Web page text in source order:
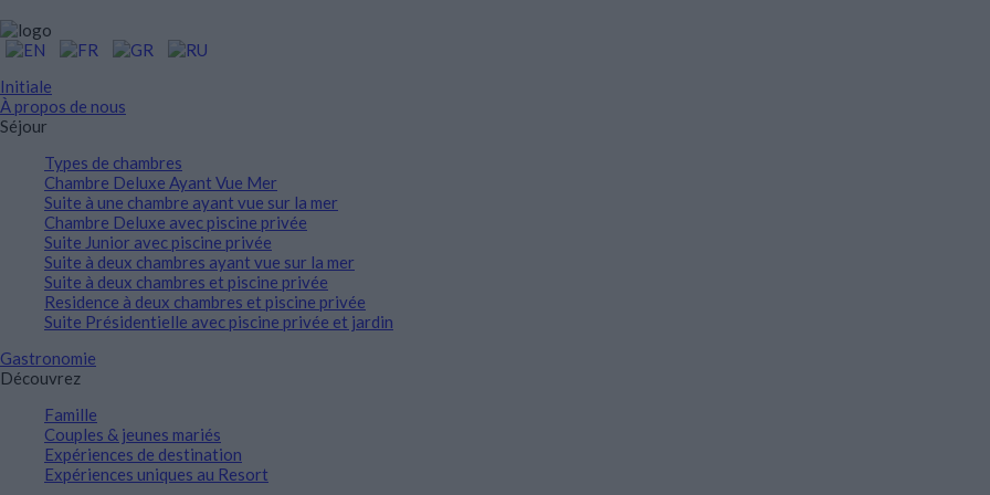
Initiale
À propos de nous
Séjour
Types de chambres
Chambre Deluxe Ayant Vue Mer
Suite à une chambre ayant vue sur la mer
Chambre Deluxe avec piscine privée
Suite Junior avec piscine privée
Suite à deux chambres ayant vue sur la mer
Suite à deux chambres et piscine privée
Residence à deux chambres et piscine privée
Suite Présidentielle avec piscine privée et jardin
Gastronomie
Découvrez
Famille
Couples & jeunes mariés
Expériences de destination
Expériences uniques au Resort